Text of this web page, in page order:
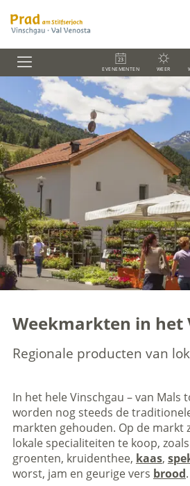
EVENEMENTEN WEER
Weekmarkten in het
Regionale producten van
In het hele Vinschgau – van Mals
worden nog steeds de
markten gehouden. Op de markt
lokale specialiteiten te koop,
groenten, kruidenthee, kaas,
worst, jam en geurige vers brood.